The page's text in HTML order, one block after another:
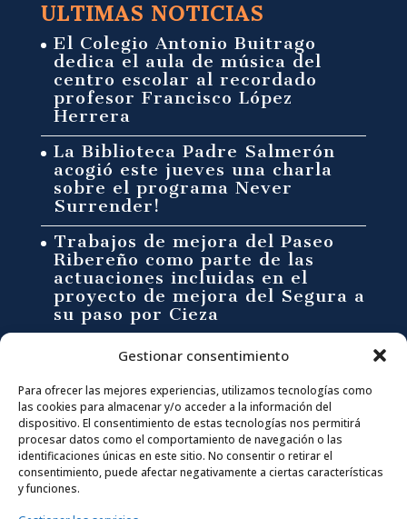
Gestionar consentimiento
Para ofrecer las mejores experiencias, utilizamos tecnologías como
las cookies para almacenar y/o acceder a la información del
dispositivo. El consentimiento de estas tecnologías nos permitirá
procesar datos como el comportamiento de navegación o las
identificaciones únicas en este sitio. No consentir o retirar el
consentimiento, puede afectar negativamente a ciertas características
y funciones.
ULTIMAS NOTICIAS
El Colegio Antonio Buitrago
dedica el aula de música del
centro escolar al recordado
profesor Francisco López
Herrera
La Biblioteca Padre Salmerón
acogió este jueves una charla
sobre el programa Never
Surrender!
Trabajos de mejora del Paseo
Ribereño como parte de las
actuaciones incluidas en el
proyecto de mejora del Segura a
su paso por Cieza
Síguenos en:
F
a
I
n
T
w
Y
o
CONTACTA CON NOSOTROS
info@ciezaentumano.es